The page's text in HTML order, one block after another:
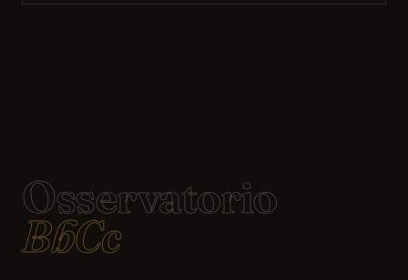
Osservatorio
BbCc